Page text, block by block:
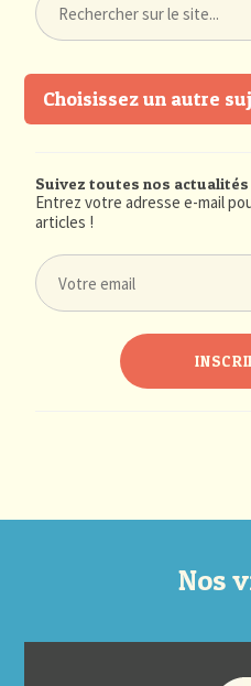
Choisissez un autre
Suivez toutes nos actualités
Entrez votre adresse e-mail
articles !
Nos